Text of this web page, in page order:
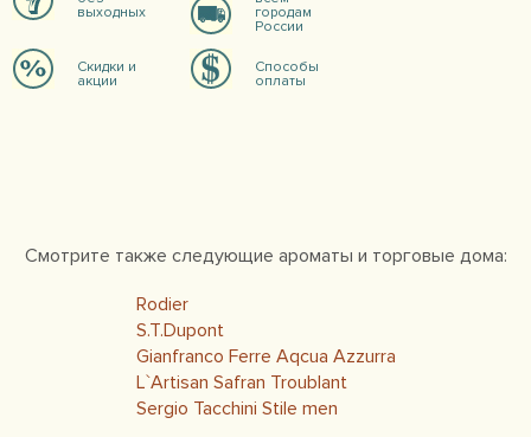
выходных
городам
России
Скидки и
акции
Способы
оплаты
Смотрите также следующие ароматы и торговые дома:
Rodier
S.T.Dupont
Gianfranco Ferre Aqcua Azzurra
L`Artisan Safran Troublant
Sergio Tacchini Stile men